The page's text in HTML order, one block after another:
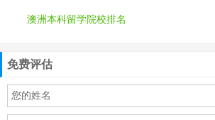
澳洲本科留学院校排名
免费评估